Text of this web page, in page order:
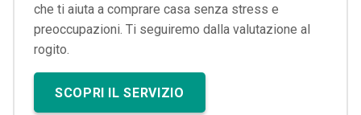
che ti aiuta a comprare casa senza stress e
preoccupazioni. Ti seguiremo dalla valutazione al
rogito.
SCOPRI IL SERVIZIO